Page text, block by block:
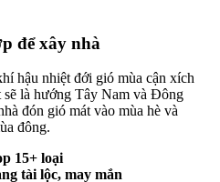
để xây nhà
hậu nhiệt đới gió mùa cận xích
sẽ là hướng Tây Nam và Đông
đón gió mát vào mùa hè và
đông.
15+ loại
tài lộc, may mắn